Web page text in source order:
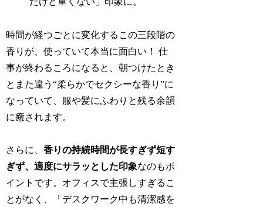
時間が経つごとに変化するこの三段階の
香りが、使っていて本当に面白い！ 仕
事が終わるころになると、朝つけたとき
とまた違う“柔らかでセクシーな香り”に
なっていて、服や髪にふわりと残る余韻
に癒されます。
さらに、香りの持続時間が長すぎず短す
ぎず、適度にサラッとした印象なのもポ
イントです。オフィスで主張しすぎるこ
とがなく、「デスクワーク中も清潔感を